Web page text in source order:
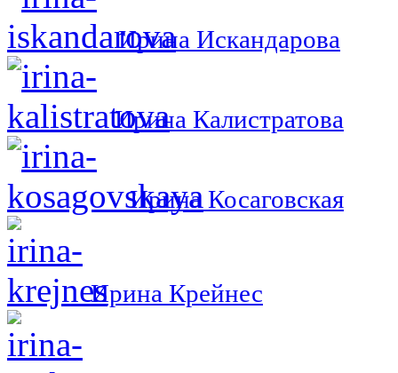
Ирина Искандарова
Ирина Калистратова
Ирина Косаговская
Ирина Крейнес